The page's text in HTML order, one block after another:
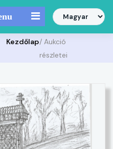
Kezdőlap/ Aukció
részletei